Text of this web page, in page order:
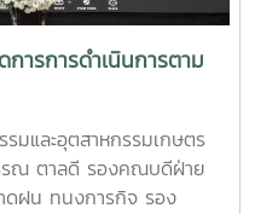
ศักยภาพนักศึกษาด้าน
นใหม่ โดยเปิดโอกาสให้
ผลงานนวัตกรรมสู่การ
นี้ ทีม Coff Brew ได้รับ
ตรียมเข้าร่วมกิจกรรม
นายน 2569 ณ ศูนย์การค้า
อจัดแสดงผลงานต่อนัก
ารการดำเนินการตาม
มและอุตสาหกรรมเกษตร
รณ ตาลดี รองคณบดีฝ่าย
ดฝน ทนงการกิจ รอง